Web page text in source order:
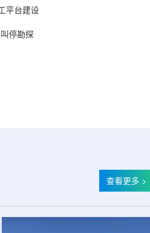
奇路120号，占地约14.1087万平方英
成后，将整合目前分布在康涅狄格州
瑟尔三个地点的业务。该设施预计于
入使用，若最终设计和租户装修工...
平台建设
停勘探
查看更多 >